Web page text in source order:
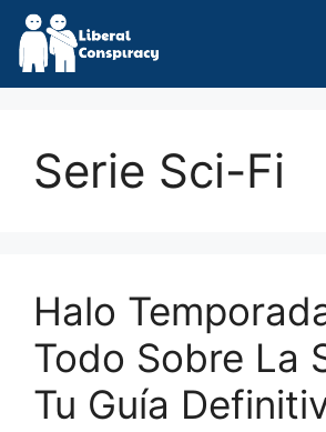
Skip
content
Serie Sci-Fi
Halo
Todo Sobre La
Tu Guía